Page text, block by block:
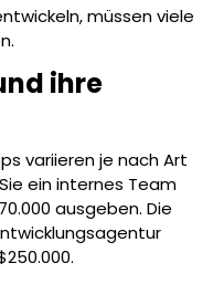
müssen viele
ihre
variieren je nach Art
ein internes Team
ausgeben. Die